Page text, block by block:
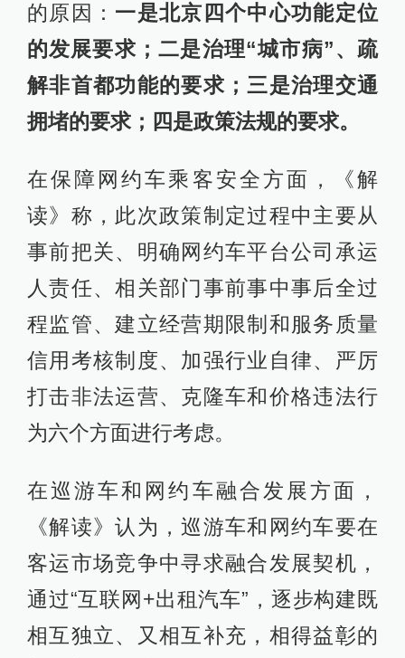
的原因： 一是北京四个中心功能定位
的发展要求；二是治理“城市病”、疏
解非首都功能的要求；三是治理交通
拥堵的要求；四是政策法规的要求。
在保障网约车乘客安全方面，《解
读》称，此次政策制定过程中主要从
事前把关、明确网约车平台公司承运
人责任、相关部门事前事中事后全过
程监管、建立经营期限制和服务质量
信用考核制度、加强行业自律、严厉
打击非法运营、克隆车和价格违法行
为六个方面进行考虑。
在巡游车和网约车融合发展方面，
《解读》认为，巡游车和网约车要在
客运市场竞争中寻求融合发展契机，
通过“互联网+出租汽车”，逐步构建既
相互独立、又相互补充，相得益彰的